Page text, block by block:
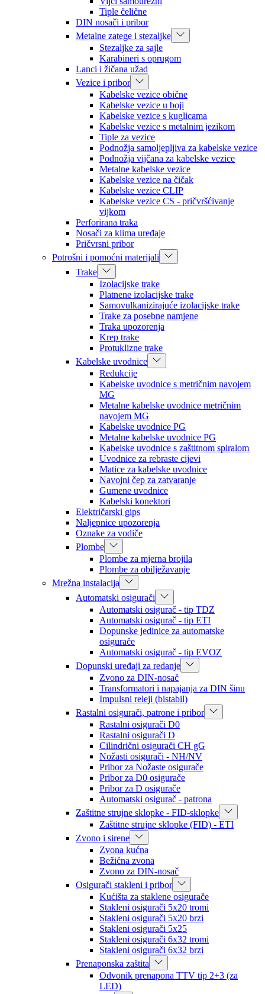
Tiple čelične
DIN nosači i pribor
Metalne zatege i stezaljke
Stezaljke za sajle
Karabineri s oprugom
Lanci i žičana užad
Vezice i pribor
Kabelske vezice obične
Kabelske vezice u boji
Kabelske vezice s kuglicama
Kabelske vezice s metalnim jezikom
Tiple za vezice
Podnožja samoljepljiva za kabelske vezice
Podnožja vijčana za kabelske vezice
Metalne kabelske vezice
Kabelske vezice na čičak
Kabelske vezice CLIP
Kabelske vezice CS - pričvršćivanje
vijkom
Perforirana traka
Nosači za klima uređaje
Pričvrsni pribor
Potrošni i pomoćni materijali
Trake
Izolacijske trake
Platnene izolacijske trake
Samovulkanizirajuće izolacijske trake
Trake za posebne namjene
Traka upozorenja
Krep trake
Protuklizne trake
Kabelske uvodnice
Redukcije
Kabelske uvodnice s metričnim navojem
MG
Metalne kabelske uvodnice metričnim
navojem MG
Kabelske uvodnice PG
Metalne kabelske uvodnice PG
Kabelske uvodnice s zaštitnom spiralom
Uvodnice za rebraste cijevi
Matice za kabelske uvodnice
Navojni čep za zatvaranje
Gumene uvodnice
Kabelski konektori
Električarski gips
Naljepnice upozorenja
Oznake za vodiče
Plombe
Plombe za mjerna brojila
Plombe za obilježavanje
Mrežna instalacija
Automatski osigurači
Automatski osigurač - tip TDZ
Automatski osigurač - tip ETI
Dopunske jedinice za automatske
osigurače
Automatski osigurač - tip EVOZ
Dopunski uređaji za redanje
Zvono za DIN-nosač
Transformatori i napajanja za DIN šinu
Impulsni releji (bistabil)
Rastalni osigurači, patrone i pribor
Rastalni osigurači D0
Rastalni osigurači D
Cilindrični osigurači CH gG
Nožasti osigurači - NH/NV
Pribor za Nožaste osigurače
Pribor za D0 osigurače
Pribor za D osigurače
Automatski osigurač - patrona
Zaštitne strujne sklopke - FID-sklopke
Zaštitne strujne sklopke (FID) - ETI
Zvono i sirene
Zvona kućna
Bežična zvona
Zvono za DIN-nosač
Osigurači stakleni i pribor
Kućišta za staklene osigurače
Stakleni osigurači 5x20 tromi
Stakleni osigurači 5x20 brzi
Stakleni osigurači 5x25
Stakleni osigurači 6x32 tromi
Stakleni osigurači 6x32 brzi
Prenaponska zaštita
Odvonik prenapona TTV tip 2+3 (za
LED)